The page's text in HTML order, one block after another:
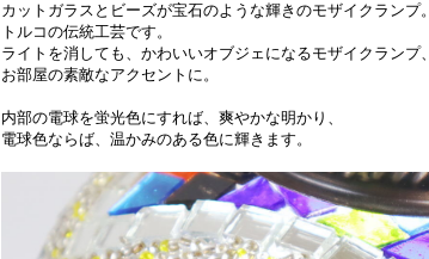
カットガラスとビーズが宝石のような輝きのモザイクランプ。
トルコの伝統工芸です。
ライトを消しても、かわいいオブジェになるモザイクランプ、
お部屋の素敵なアクセントに。
内部の電球を蛍光色にすれば、爽やかな明かり、
電球色ならば、温かみのある色に輝きます。